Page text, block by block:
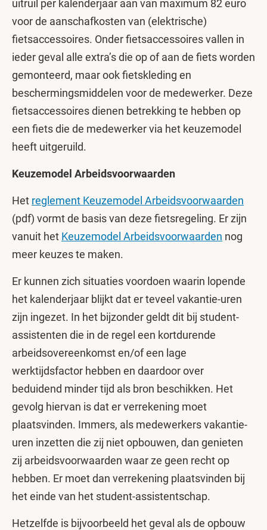
uitruil per kalenderjaar aan van maximum 82 euro
voor de aanschafkosten van (elektrische)
fietsaccessoires. Onder fietsaccessoires vallen in
ieder geval alle extra’s die op of aan de fiets worden
gemonteerd, maar ook fietskleding en
beschermingsmiddelen voor de medewerker. Deze
fietsaccessoires dienen betrekking te hebben op
een fiets die de medewerker via het keuzemodel
heeft uitgeruild.
Keuzemodel Arbeidsvoorwaarden
Het reglement Keuzemodel Arbeidsvoorwaarden
(pdf) vormt de basis van deze fietsregeling. Er zijn
vanuit het Keuzemodel Arbeidsvoorwaarden nog
meer keuzes te maken.
Er kunnen zich situaties voordoen waarin lopende
het kalenderjaar blijkt dat er teveel vakantie-uren
zijn ingezet. In het bijzonder geldt dit bij student-
assistenten die in de regel een kortdurende
arbeidsovereenkomst en/of een lage
werktijdsfactor hebben en daardoor over
beduidend minder tijd als bron beschikken. Het
gevolg hiervan is dat er verrekening moet
plaatsvinden. Immers, als medewerkers vakantie-
uren inzetten die zij niet opbouwen, dan genieten
zij arbeidsvoorwaarden waar ze geen recht op
hebben. Er moet dan verrekening plaatsvinden bij
het einde van het student-assistentschap.
Hetzelfde is bijvoorbeeld het geval als de opbouw